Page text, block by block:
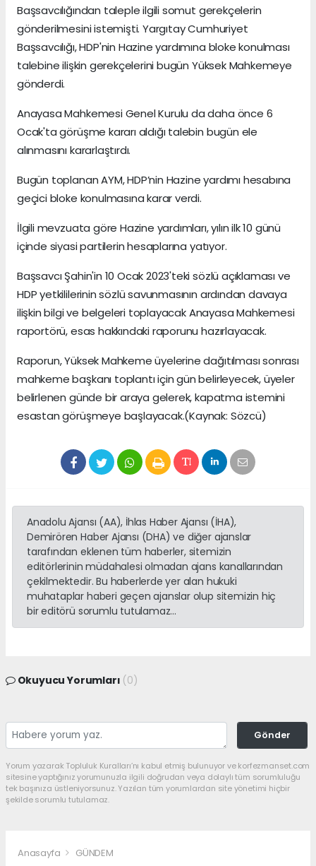
Başsavcılığından taleple ilgili somut gerekçelerin
gönderilmesini istemişti. Yargıtay Cumhuriyet
Başsavcılığı, HDP'nin Hazine yardımına bloke konulması
talebine ilişkin gerekçelerini bugün Yüksek Mahkemeye
gönderdi.
Anayasa Mahkemesi Genel Kurulu da daha önce 6
Ocak'ta görüşme kararı aldığı talebin bugün ele
alınmasını kararlaştırdı.
Bugün toplanan AYM, HDP’nin Hazine yardımı hesabına
geçici bloke konulmasına karar verdi.
İlgili mevzuata göre Hazine yardımları, yılın ilk 10 günü
içinde siyasi partilerin hesaplarına yatıyor.
Başsavcı Şahin'in 10 Ocak 2023'teki sözlü açıklaması ve
HDP yetkililerinin sözlü savunmasının ardından davaya
ilişkin bilgi ve belgeleri toplayacak Anayasa Mahkemesi
raportörü, esas hakkındaki raporunu hazırlayacak.
Raporun, Yüksek Mahkeme üyelerine dağıtılması sonrası
mahkeme başkanı toplantı için gün belirleyecek, üyeler
belirlenen günde bir araya gelerek, kapatma istemini
esastan görüşmeye başlayacak.(Kaynak: Sözcü)
Anadolu Ajansı (AA), İhlas Haber Ajansı (İHA),
Demirören Haber Ajansı (DHA) ve diğer ajanslar
tarafından eklenen tüm haberler, sitemizin
editörlerinin müdahalesi olmadan ajans kanallarından
çekilmektedir. Bu haberlerde yer alan hukuki
muhataplar haberi geçen ajanslar olup sitemizin hiç
bir editörü sorumlu tutulamaz...
Okuyucu Yorumları (0)
Gönder
Yorum yazarak Topluluk Kuralları’nı kabul etmiş bulunuyor ve korfezmanset.com
sitesine yaptığınız yorumunuzla ilgili doğrudan veya dolaylı tüm sorumluluğu
tek başınıza üstleniyorsunuz. Yazılan tüm yorumlardan site yönetimi hiçbir
şekilde sorumlu tutulamaz.
Anasayfa GÜNDEM